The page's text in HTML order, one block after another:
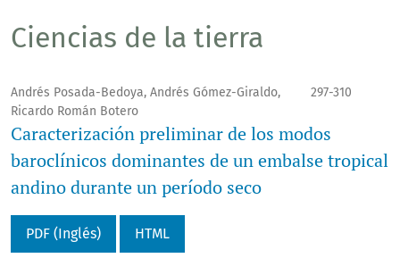
Ciencias de la tierra
Andrés Posada-Bedoya, Andrés Gómez-Giraldo,
Ricardo Román Botero
297-310
Caracterización preliminar de los modos
baroclínicos dominantes de un embalse tropical
andino durante un período seco
PDF (Inglés) HTML